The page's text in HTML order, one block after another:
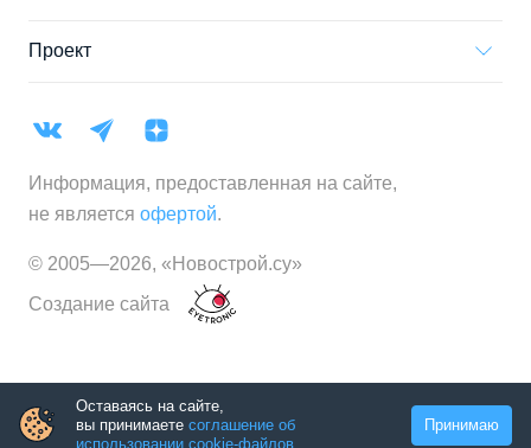
Проект
Информация, предоставленная на сайте,
не является офертой.
© 2005—2026, «Новострой.су»
Создание сайта
Оставаясь на сайте,
вы принимаете соглашение об
использовании cookie-файлов
Принимаю